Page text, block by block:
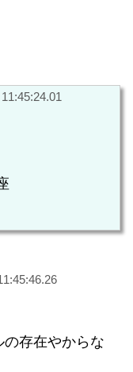
存在やからな